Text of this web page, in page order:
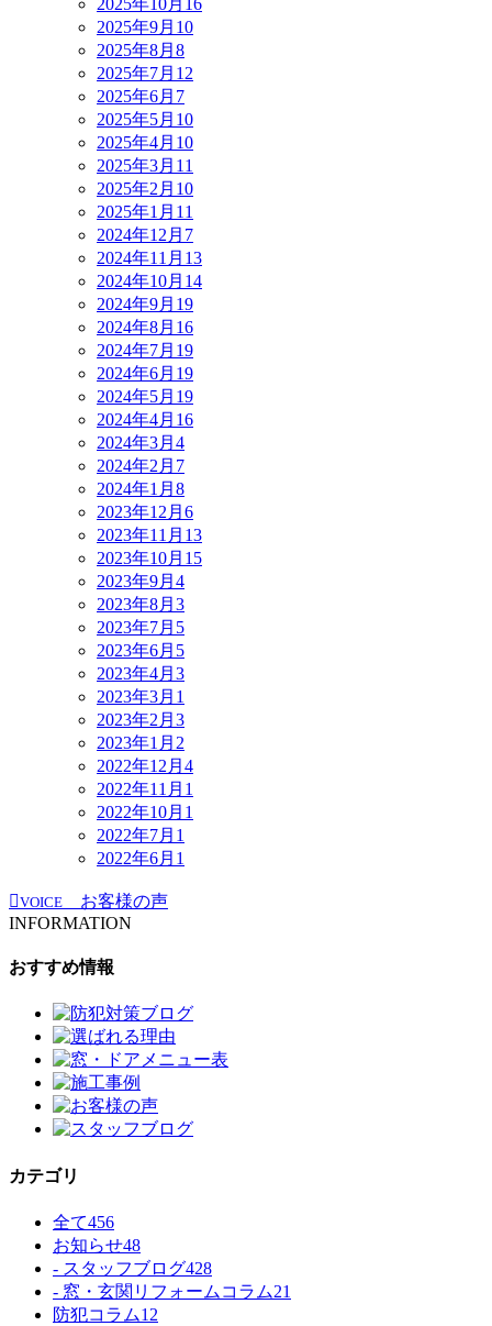
2025年9月 10
2025年8月 8
2025年7月 12
2025年6月 7
2025年5月 10
2025年4月 10
2025年3月 11
2025年2月 10
2025年1月 11
2024年12月 7
2024年11月 13
2024年10月 14
2024年9月 19
2024年8月 16
2024年7月 19
2024年6月 19
2024年5月 19
2024年4月 16
2024年3月 4
2024年2月 7
2024年1月 8
2023年12月 6
2023年11月 13
2023年10月 15
2023年9月 4
2023年8月 3
2023年7月 5
2023年6月 5
2023年4月 3
2023年3月 1
2023年2月 3
2023年1月 2
2022年12月 4
2022年11月 1
2022年10月 1
2022年7月 1
2022年6月 1
VOICE
お客様の声
INFORMATION
おすすめ情報
カテゴリ
全て456
お知らせ48
- スタッフブログ428
- 窓・玄関リフォームコラム21
防犯コラム12